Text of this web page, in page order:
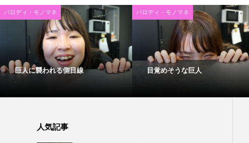
パロディ・モノマネ
巨人に襲われる側目線
パロディ・モノマネ
目覚めそうな巨人
人気記事